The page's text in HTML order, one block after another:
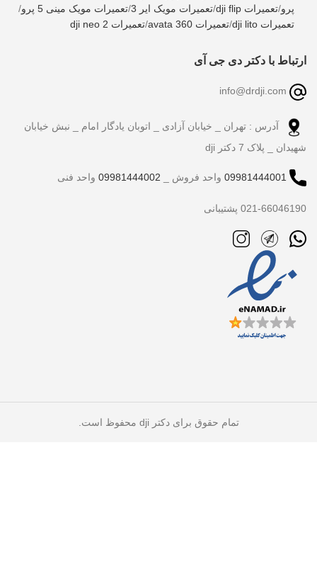
پرو/تعمیرات dji flip /تعمیرات مویک ایر 3 /تعمیرات مویک مینی 5 پرو
/
تعمیرات dji lito
/تعمیرات avata 360 /تعمیرات dji neo 2
ارتباط با دکتر دی جی آی
آدرس : تهران _ خیابان آزادی _ اتوبان یادگار امام _ نبش خیابان
شهیدان _ پلاک 7 دکتر dji
09981444001 واحد فروش _ 09981444002 واحد فنی
021-66046190 پشتیبانی
تمام حقوق برای دکتر dji محفوظ است.